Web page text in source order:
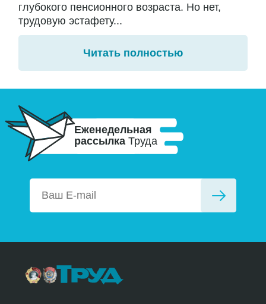
глубокого пенсионного возраста. Но нет,
трудовую эстафету...
Читать полностью
Еженедельная
рассылка Труда